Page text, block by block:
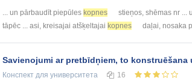
... un pārbaudīt piepūles kopnes stieņos, shēmas nr ...
tāpēc ... asi, kreisajai atšķeltajai kopnes daļai, nosaka
Savienojumi ar pretbīdņiem, to konstruēšana
Конспект для университета 16